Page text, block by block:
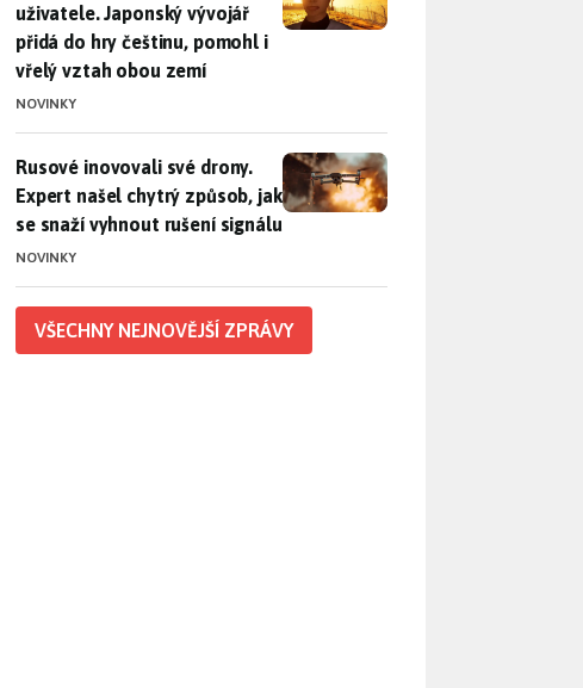
uživatele. Japonský vývojář
přidá do hry češtinu, pomohl i
vřelý vztah obou zemí
NOVINKY
Rusové inovovali své drony. Expert našel chytrý způsob, jak se
Rusové inovovali své drony.
Expert našel chytrý způsob, jak
se snaží vyhnout rušení signálu
NOVINKY
VŠECHNY NEJNOVĚJŠÍ ZPRÁVY